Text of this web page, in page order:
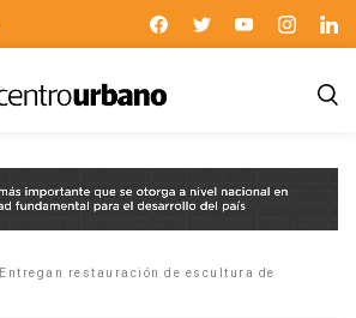
Entregan restauración de escultura de